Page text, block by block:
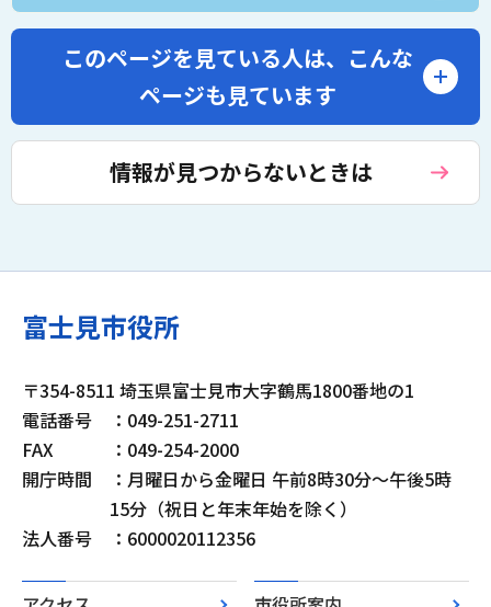
このページを見ている人は、 こんな
ページも見ています
情報が見つからないときは
富士見市役所
〒354-8511 埼玉県富士見市大字鶴馬1800番地の1
電話番号
：049-251-2711
FAX
：049-254-2000
開庁時間
：月曜日から金曜日 午前8時30分～午後5時
15分（祝日と年末年始を除く）
法人番号
：6000020112356